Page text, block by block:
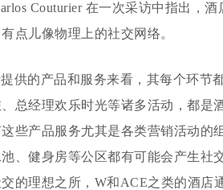
Couturier 在一次采访中指出，
点儿像物理上的社交网络。
供的产品和服务来看，其每个环节
总经理欢乐时光等诸多活动，都是
些产品服务尤其是各类营销活动的
、健身房等公区都有可能会产生社
的理想之所，W和ACE之类的酒店